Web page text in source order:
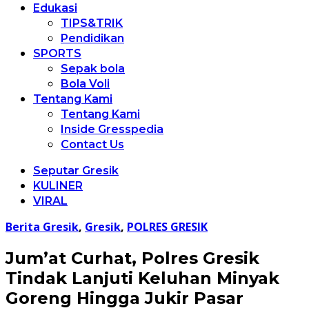
Edukasi
TIPS&TRIK
Pendidikan
SPORTS
Sepak bola
Bola Voli
Tentang Kami
Tentang Kami
Inside Gresspedia
Contact Us
Seputar Gresik
KULINER
VIRAL
Berita Gresik, Gresik, POLRES GRESIK
Jum’at Curhat, Polres Gresik
Tindak Lanjuti Keluhan Minyak
Goreng Hingga Jukir Pasar